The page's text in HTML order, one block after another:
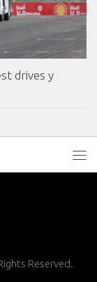
drives y
Reserved.